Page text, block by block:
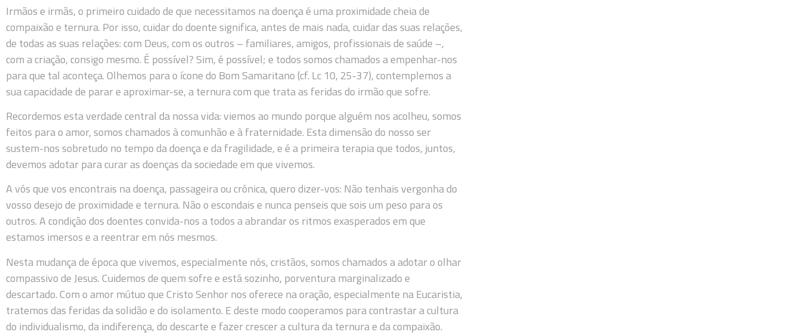
Irmãos e irmãs, o primeiro cuidado de que necessitamos na doença é uma proximidade cheia de
compaixão e ternura. Por isso, cuidar do doente significa, antes de mais nada, cuidar das suas relações,
de todas as suas relações: com Deus, com os outros – familiares, amigos, profissionais de saúde –,
com a criação, consigo mesmo. É possível? Sim, é possível; e todos somos chamados a empenhar-nos
para que tal aconteça. Olhemos para o ícone do Bom Samaritano (cf. Lc 10, 25-37), contemplemos a
sua capacidade de parar e aproximar-se, a ternura com que trata as feridas do irmão que sofre.
Recordemos esta verdade central da nossa vida: viemos ao mundo porque alguém nos acolheu, somos
feitos para o amor, somos chamados à comunhão e à fraternidade. Esta dimensão do nosso ser
sustem-nos sobretudo no tempo da doença e da fragilidade, e é a primeira terapia que todos, juntos,
devemos adotar para curar as doenças da sociedade em que vivemos.
A vós que vos encontrais na doença, passageira ou crônica, quero dizer-vos: Não tenhais vergonha do
vosso desejo de proximidade e ternura. Não o escondais e nunca penseis que sois um peso para os
outros. A condição dos doentes convida-nos a todos a abrandar os ritmos exasperados em que
estamos imersos e a reentrar em nós mesmos.
Nesta mudança de época que vivemos, especialmente nós, cristãos, somos chamados a adotar o olhar
compassivo de Jesus. Cuidemos de quem sofre e está sozinho, porventura marginalizado e
descartado. Com o amor mútuo que Cristo Senhor nos oferece na oração, especialmente na Eucaristia,
tratemos das feridas da solidão e do isolamento. E deste modo cooperamos para contrastar a cultura
do individualismo, da indiferença, do descarte e fazer crescer a cultura da ternura e da compaixão.